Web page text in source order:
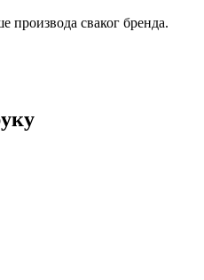
производа сваког бренда.